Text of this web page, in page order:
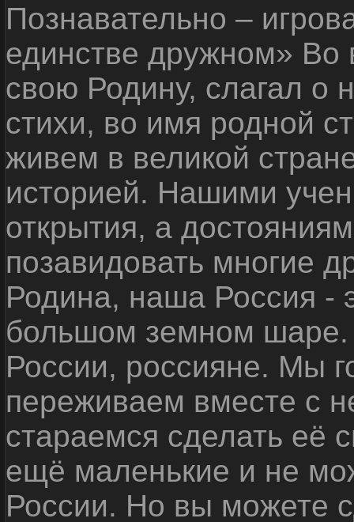
Познавательно –
единстве дружном»
свою Родину, слагал о
стихи, во имя родной
живем в великой
историей. Нашими
открытия, а
позавидовать многие
Родина, наша Россия -
большом земном
России, россияне. Мы
переживаем вместе с
стараемся сделать её
ещё маленькие и не
России. Но вы можете